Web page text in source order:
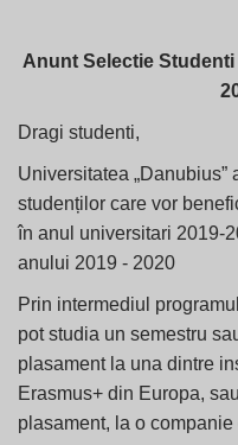
Anunt Selectie
Dragi studenti,
Universitatea
studenților care vor
în anul universitari 2019-
anului 2019 - 2020
Prin intermediul
pot studia un semestru
plasament la una dintre
Erasmus+ din Europa,
plasament, la o